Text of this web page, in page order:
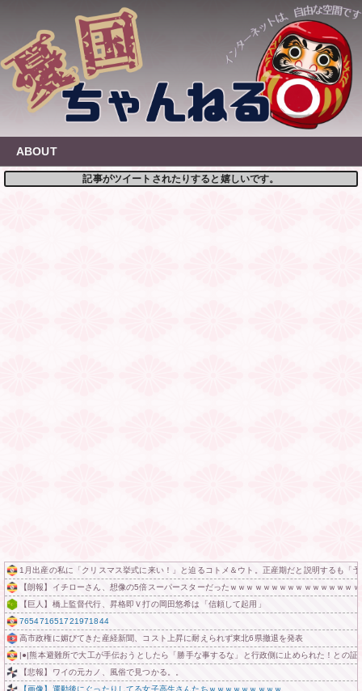
content
ABOUT
記事がツイートされたりすると嬉しいです。
1月出産の私に「クリスマス挙式に来い！」と迫るコトメ＆ウト。正産期だと説明するも
【朗報】イチローさん、想像の5倍スーパースターだったｗｗｗｗｗｗｗｗｗｗｗｗｗｗｗ
【巨人】橋上監督代行、昇格即Ｖ打の岡田悠希は「信頼して起用」
765471651721971844
高市政権に媚びてきた産経新聞、コスト上昇に耐えられず東北6県撤退を発表
|●|熊本避難所で大工が手伝おうとしたら「勝手な事するな」と行政側に止められた！との
【悲報】ワイの元カノ、風俗で見つかる。。
【画像】運動後にぐったりしてる女子高生さんたちｗｗｗｗｗｗｗｗｗ